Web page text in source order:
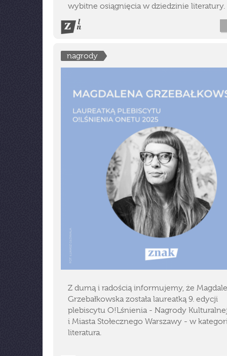
wybitne osiągnięcia w dziedzinie literatury.
nagrody
Z dumą i radością informujemy, że
Grzebałkowska została laureatką 9. edycji
plebiscytu O!Lśnienia - Nagrody
i Miasta Stołecznego Warszawy - w
literatura.